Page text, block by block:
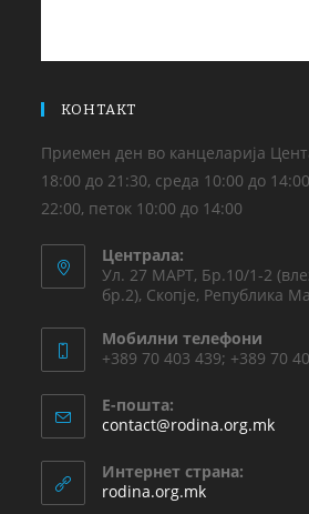
КОНТАКТ
Приемен ден во канцеларија
18:00 до 21:30, среда 10:00 до
22:00, петок 10:00 до 14:00
Централа:
Ул. 27 МАРТ, Бр.10/1-2
бр.2), Скопје, Република
Мобилни телефони
+389 70 403 439; +389 70
Е-пошта:
contact@rodina.org.mk
Интернет страна:
rodina.org.mk